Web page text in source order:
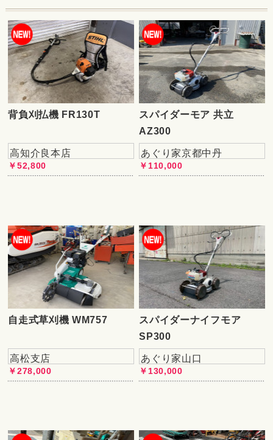
背負刈払機 FR130T
高知介良本店
￥52,800
スパイダーモア 共立
AZ300
あぐり家京都中丹
￥110,000
自走式草刈機 WM757
高松支店
￥278,000
スパイダーナイフモア
SP300
あぐり家山口
￥130,000